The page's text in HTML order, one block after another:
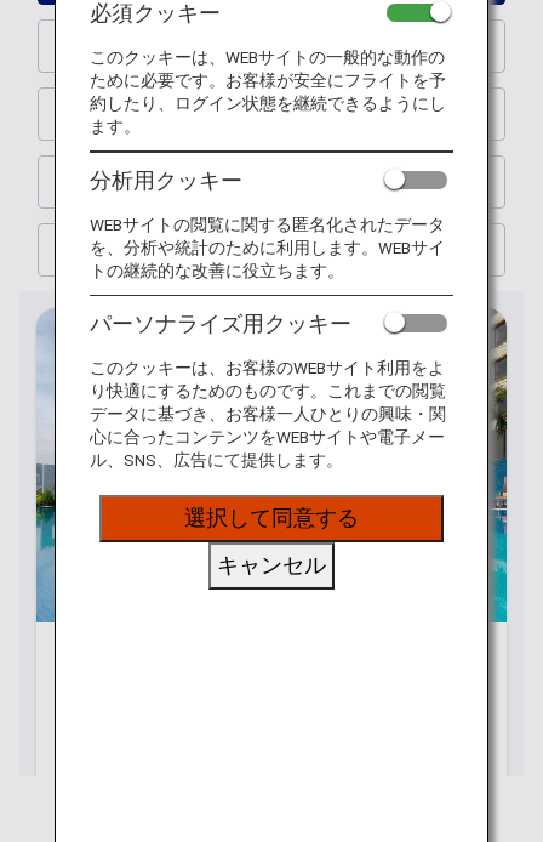
札幌
福岡
沖縄
必須クッキー
このクッキーは、WEBサイトの一般的な動作の
ために必要です。お客様が安全にフライトを予
約したり、ログイン状態を継続できるようにし
ます。
分析用クッキー
WEBサイトの閲覧に関する匿名化されたデータ
を、分析や統計のために利用します。WEBサイ
トの継続的な改善に役立ちます。
パーソナライズ用クッキー
このクッキーは、お客様のWEBサイト利用をよ
り快適にするためのものです。これまでの閲覧
データに基づき、お客様一人ひとりの興味・関
心に合ったコンテンツをWEBサイトや電子メー
ル、SNS、広告にて提供します。
選択して同意する
キャンセル